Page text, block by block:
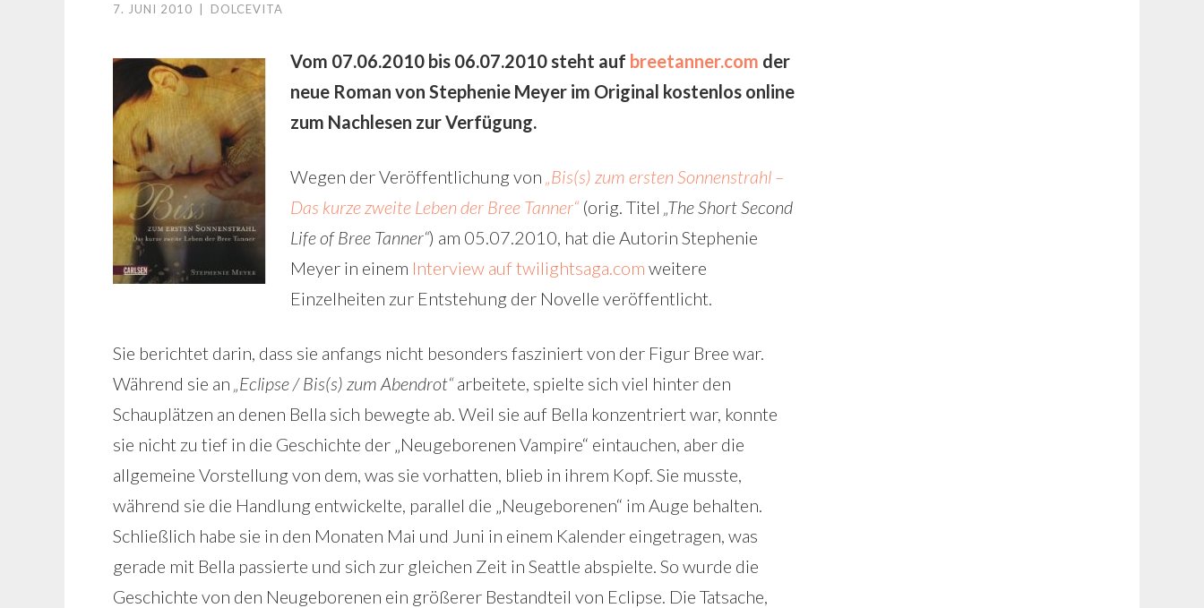
7. JUNI 2010 DOLCEVITA
Vom 07.06.2010 bis 06.07.2010 steht auf breetanner.com der
neue Roman von Stephenie Meyer im Original kostenlos online
zum Nachlesen zur Verfügung.
Wegen der Veröffentlichung von „Bis(s) zum ersten Sonnenstrahl –
Das kurze zweite Leben der Bree Tanner“(orig. Titel „The Short Second
Life of Bree Tanner“) am 05.07.2010, hat die Autorin Stephenie
Meyer in einem Interview auf twilightsaga.com weitere
Einzelheiten zur Entstehung der Novelle veröffentlicht.
Sie berichtet darin, dass sie anfangs nicht besonders fasziniert von der Figur Bree war.
Während sie an „Eclipse / Bis(s) zum Abendrot“arbeitete, spielte sich viel hinter den
Schauplätzen an denen Bella sich bewegte ab. Weil sie auf Bella konzentriert war, konnte
sie nicht zu tief in die Geschichte der „Neugeborenen Vampire“ eintauchen, aber die
allgemeine Vorstellung von dem, was sie vorhatten, blieb in ihrem Kopf. Sie musste,
während sie die Handlung entwickelte, parallel die „Neugeborenen“ im Auge behalten.
Schließlich habe sie in den Monaten Mai und Juni in einem Kalender eingetragen, was
gerade mit Bella passierte und sich zur gleichen Zeit in Seattle abspielte. So wurde die
Geschichte von den Neugeborenen ein größerer Bestandteil von Eclipse. Die Tatsache,